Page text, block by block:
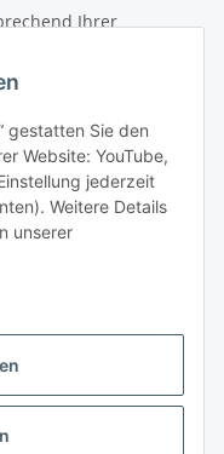
gestatten Sie den
Website: YouTube,
jederzeit
Weitere Details
unserer
Ihrer
jederzeit widerruflich
per E-Mail zu.
Abonnieren